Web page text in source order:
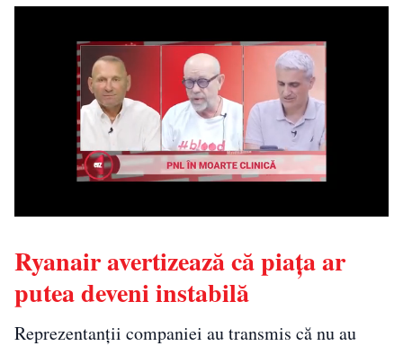
Ryanair avertizează că piața ar
putea deveni instabilă
Reprezentanții companiei au transmis că nu au